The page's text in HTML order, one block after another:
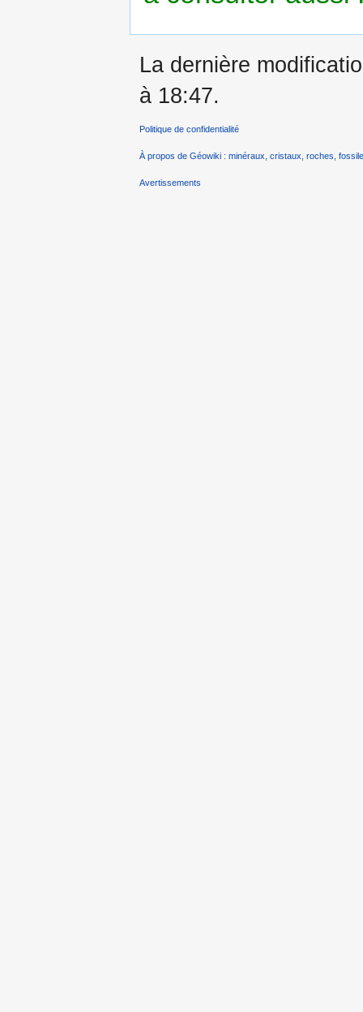
La dernière
à 18:47.
Politique de confidentialité
À propos de Géowiki : minéraux, cristaux, roches,
Avertissements